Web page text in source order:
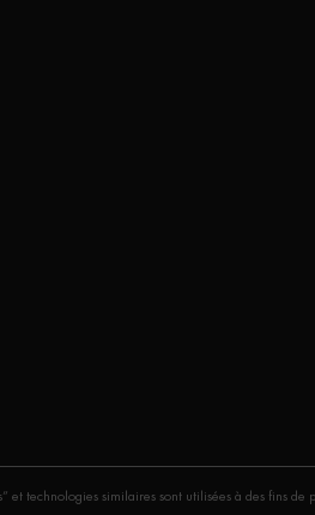
technologies similaires sont utilisées à des fins de